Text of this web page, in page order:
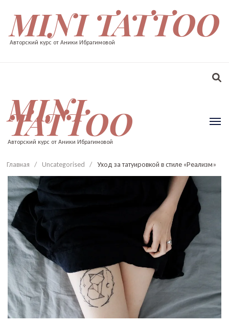
MINI TATTOO
Авторский курс от Аники Ибрагимовой
MINI
TATTOO
Авторский курс от Аники Ибрагимовой
Главная / Uncategorised / Уход за татуировкой в стиле «Реализм»